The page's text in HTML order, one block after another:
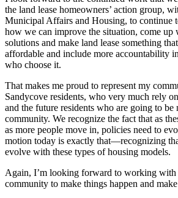
the land lease homeowners’ action group,
Municipal Affairs and Housing, to continue
how we can improve the situation, come up
solutions and make land lease something
affordable and include more accountability
who choose it.
That makes me proud to represent my
Sandycove residents, who very much rely
and the future residents who are going to
community. We recognize the fact that as
as more people move in, policies need to
motion today is exactly that—recognizing
evolve with these types of housing models.
Again, I’m looking forward to working with
community to make things happen and